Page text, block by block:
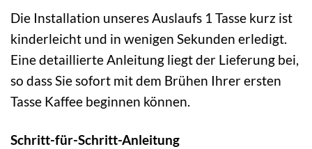
Die Installation unseres Auslaufs 1 Tasse kurz ist
kinderleicht und in wenigen Sekunden erledigt.
Eine detaillierte Anleitung liegt der Lieferung bei,
so dass Sie sofort mit dem Brühen Ihrer ersten
Tasse Kaffee beginnen können.
Schritt-für-Schritt-Anleitung